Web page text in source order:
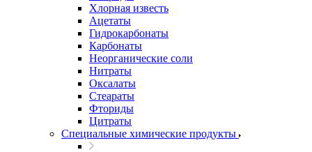
Хлорная известь
Ацетаты
Гидрокарбонаты
Карбонаты
Неорганические соли
Нитраты
Оксалаты
Стеараты
Фториды
Цитраты
Специальные химические продукты